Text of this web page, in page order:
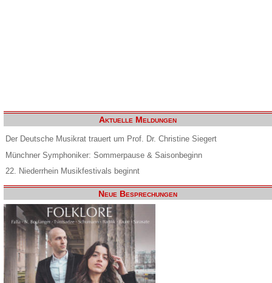
Aktuelle Meldungen
Der Deutsche Musikrat trauert um Prof. Dr. Christine Siegert
Münchner Symphoniker: Sommerpause & Saisonbeginn
22. Niederrhein Musikfestivals beginnt
Neue Besprechungen